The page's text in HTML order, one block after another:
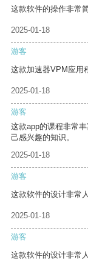
这款软件的操作非常
2025-01-18
游客
这款加速器VPM应用
2025-01-18
游客
这款app的课程非常
己感兴趣的知识。
2025-01-18
游客
这款软件的设计非常
2025-01-18
游客
这款软件的设计非常